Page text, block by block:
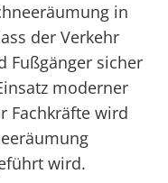
in
der Verkehr
Fußgänger sicher
moderner
Fachkräfte wird
wird.